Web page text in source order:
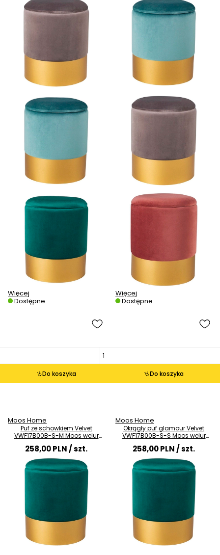
Więcej
Dostępne
Więcej
Dostępne
Do koszyka
Moos Home
Puf ze schowkiem Velvet
VWF17B00B-S-M Moos welur
złoty miętowy
258,00 PLN/ szt.
Do koszyka
Moos Home
Okrągły puf glamour Velvet
VWF17B00B-S-S Moos welur
złoty szary
258,00 PLN/ szt.